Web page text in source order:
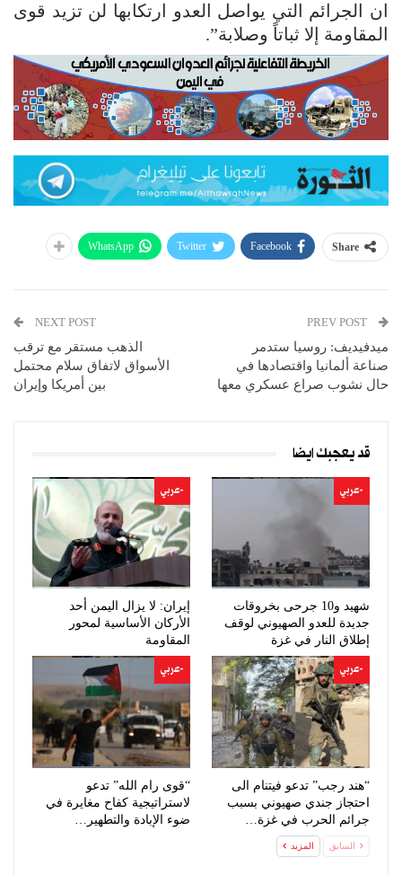
ان الجرائم التي يواصل العدو ارتكابها لن تزيد قوى
المقاومة إلا ثباتاً وصلابة”.
Share
Facebook
Twitter
WhatsApp
ميدفيديف: روسيا ستدمر
صناعة ألمانيا واقتصادها في
حال نشوب صراع عسكري معها
NEXT POST
الذهب مستقر مع ترقب
الأسواق لاتفاق سلام محتمل
بين أمريكا وإيران
قد يعجبك ايضا
-عربي
شهيد و10 جرحى بخروقات
جديدة للعدو الصهيوني لوقف
إطلاق النار في غزة
-عربي
إيران: لا يزال اليمن أحد
الأركان الأساسية لمحور
المقاومة
-عربي
“هند رجب” تدعو فيتنام الى
احتجاز جندي صهيوني بسبب
جرائم الحرب في غزة…
-عربي
“قوى رام الله” تدعو
لاستراتيجية كفاح مغايرة في
ضوء الإبادة والتطهير…
السابق المزيد